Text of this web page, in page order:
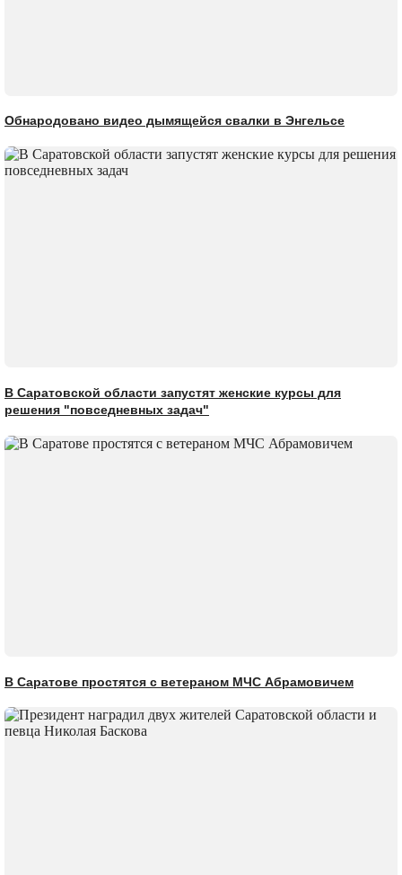
Обнародовано видео дымящейся свалки в Энгельсе
В Саратовской области запустят женские курсы для
решения "повседневных задач"
В Саратове простятся с ветераном МЧС Абрамовичем